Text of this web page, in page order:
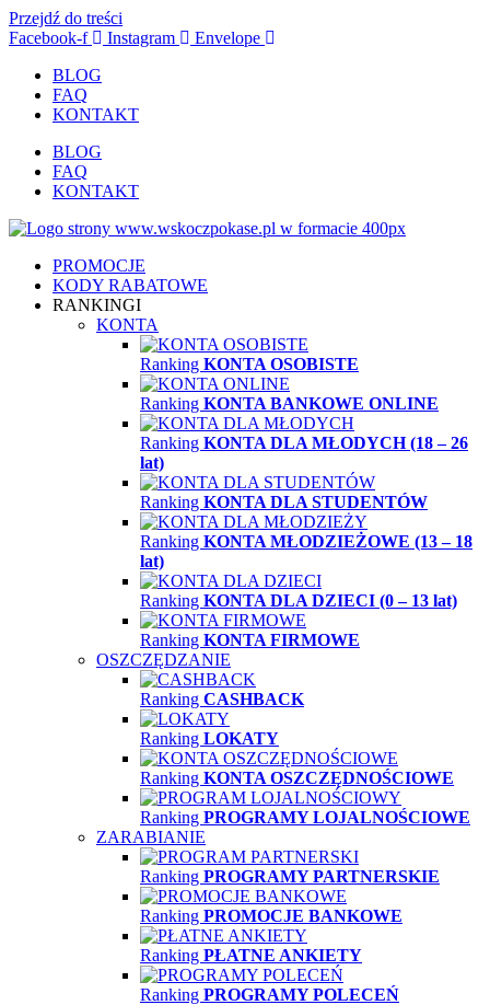
Przejdź do treści
Facebook-f
Instagram
Envelope
BLOG
FAQ
KONTAKT
BLOG
FAQ
KONTAKT
PROMOCJE
KODY RABATOWE
RANKINGI
KONTA
Ranking KONTA OSOBISTE
Ranking KONTA BANKOWE ONLINE
Ranking KONTA DLA MŁODYCH (18 – 26
lat)
Ranking KONTA DLA STUDENTÓW
Ranking KONTA MŁODZIEŻOWE (13 – 18
lat)
Ranking KONTA DLA DZIECI (0 – 13 lat)
Ranking KONTA FIRMOWE
OSZCZĘDZANIE
Ranking CASHBACK
Ranking LOKATY
Ranking KONTA OSZCZĘDNOŚCIOWE
Ranking PROGRAMY LOJALNOŚCIOWE
ZARABIANIE
Ranking PROGRAMY PARTNERSKIE
Ranking PROMOCJE BANKOWE
Ranking PŁATNE ANKIETY
Ranking PROGRAMY POLECEŃ